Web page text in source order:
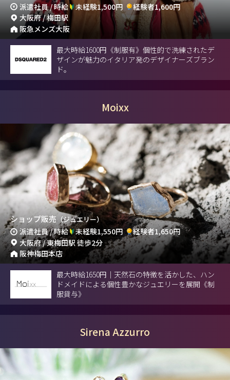
派遣社員 / 時給 未経験1,500円
経験者1,600円
大阪府 / 梅田駅
阪急メンズ大阪
最大時給1600円《制服有》個性的で洗練されたデ
ザインが魅力のイタリア発のデザイナーズブラン
ド。
Moixx
ショップ販売（ジュエリー）
派遣社員 / 時給 未経験1,550円
経験者1,650円
大阪府 / 東梅田駅 徒歩2分
阪神梅田本店
最大時給1650円｜天然石の特徴を活かした、ハン
ドメイドによる個性豊かなジュエリーを展開《制
服貸与》
Sirena Azzurro